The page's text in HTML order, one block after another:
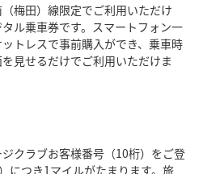
梅田）線限定でご利用いただけ
ル乗車券です。スマートフォン一
トレスで事前購入ができ、乗車時
見せるだけでご利用いただけま
クラブお客様番号（10桁）をご登
につき1マイルがたまります。旅